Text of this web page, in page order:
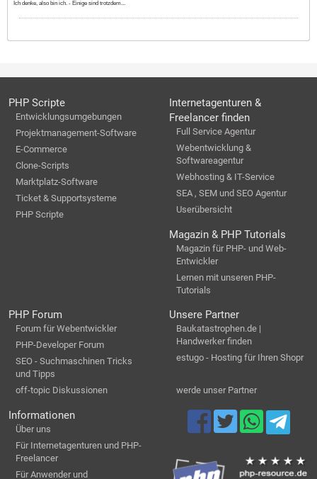
Ich denke, also bin ich. - Einige sind trotzdem...
PHP Scripte
Entwicklungsumgebungen
Projektmanagement-Software
E-Commerce
Clone-Scripts
Marktplatz-Software
Ticket & Supportsysteme
PHP Scripte
Internetagenturen &
Freelancer finden
Full Service Agentur
Webentwicklung &
Softwareagentur
Webhosting & IT-Service
SEA , SEM und SEO Agentur
Userübersicht
Magazin & PHP Tutorials
Magazin für PHP- und Web-
Entwickler
Lernen mit unseren PHP-
Tutorials
PHP Forum
Forum für Webentwickler
PHP-Developer Forum
SEO - Suchmaschinen Tricks
und Tipps
off-topic Diskussionen
Unsere Partner
Baukatastrophen.de |
Handwerker finden
estugo - Hosting für Ihren Shopr
werde unser Partner
Informationen
Über uns
Für Internetagenturen und PHP-
Freelancer
Für Anwender und